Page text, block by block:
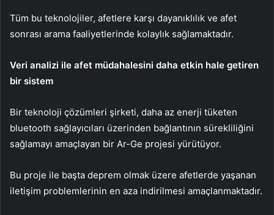
Tüm bu teknolojiler, afetlere karşı dayanıklılık ve afet
sonrası arama faaliyetlerinde kolaylık sağlamaktadır.
Veri analizi ile afet müdahalesini daha etkin hale getiren
bir sistem
Bir teknoloji çözümleri şirketi, daha az enerji tüketen
bluetooth sağlayıcıları üzerinden bağlantının sürekliliğini
sağlamayı amaçlayan bir Ar-Ge projesi yürütüyor.
Bu proje ile başta deprem olmak üzere afetlerde yaşanan
iletişim problemlerinin en aza indirilmesi amaçlanmaktadır.